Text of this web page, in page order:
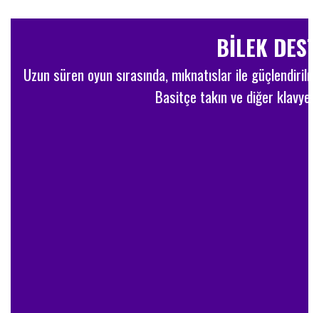
BILEK
Uzun süren oyun sırasında, mıknatıslar ile
Basitçe takın ve diğer